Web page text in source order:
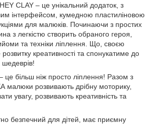
CLAY – це унікальний додаток, з
інтерфейсом, кумедною пластиліновою
для малюків. Починаючи з простих
з легкістю створить обраного героя,
та техніки ліплення. Що, своєю
креативності та спонукатиме до
це більш ніж просто ліплення! Разом з
малюки розвивають дрібну моторику,
увагу, розвивають креативність та
безпечний для дітей, має приємну